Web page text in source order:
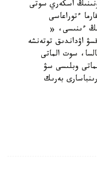
اسكەري سوتى
ءتوراعاسى
ءىنىسى، «
اۋداندىق توتەنشە
سوت الماتى
وبلىسى سۋ
بەرىك